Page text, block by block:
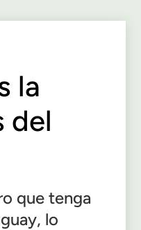
la
del
que tenga
lo